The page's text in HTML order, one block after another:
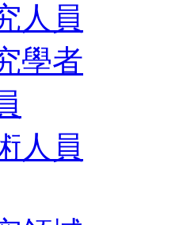
人員
學者
人員